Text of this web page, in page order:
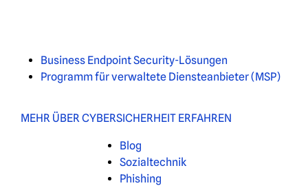
Business Endpoint Security-Lösungen
Programm für verwaltete Diensteanbieter (MSP)
MEHR ÜBER CYBERSICHERHEIT ERFAHREN
Blog
Sozialtechnik
Phishing